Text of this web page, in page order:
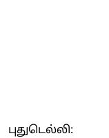
புதுடெல்லி: